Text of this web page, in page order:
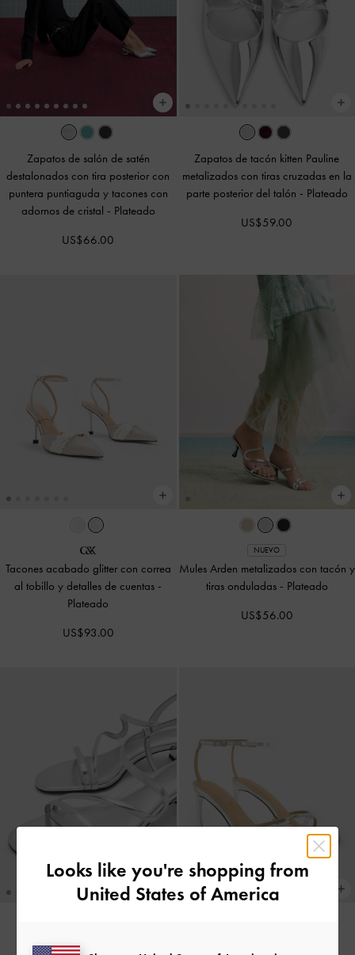
Zapatos de salón de satén
destalonados con tira posterior con
puntera puntiaguda y tacones con
adornos de cristal - Plateado
US$66.00
Zapatos de tacón kitten Pauline
metalizados con tiras cruzadas en la
parte posterior del talón - Plateado
US$59.00
Tacones acabado glitter con correa
al tobillo y detalles de cuentas -
Plateado
US$93.00
NUEVO
Mules Arden metalizados con tacón y
tiras onduladas - Plateado
US$56.00
NUEVO
Looks like you're shopping from
United States of America